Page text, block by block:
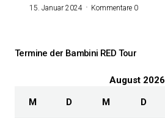
15. Januar 2024 Kommentare 0
Termine der Bambini RED Tour
August 2026
M
D M D